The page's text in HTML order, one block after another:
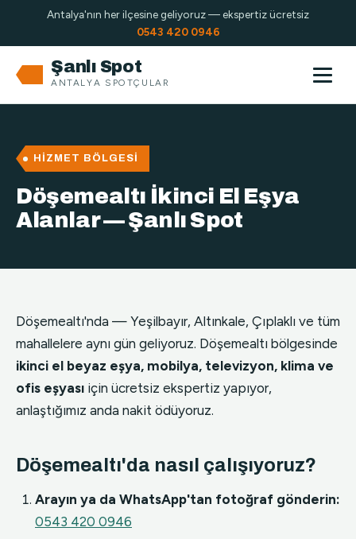
Antalya'nın her ilçesine geliyoruz — ekspertiz ücretsiz
0543 420 0946
Şanlı Spot
ANTALYA SPOTÇULAR
HIZMET BÖLGESI
Döşemealtı İkinci El Eşya
Alanlar — Şanlı Spot
Döşemealtı'nda — Yeşilbayır, Altınkale, Çıplaklı ve tüm
mahallelere aynı gün geliyoruz. Döşemealtı bölgesinde
ikinci el beyaz eşya, mobilya, televizyon, klima ve
ofis eşyası için ücretsiz ekspertiz yapıyor,
anlaştığımız anda nakit ödüyoruz.
Döşemealtı'da nasıl çalışıyoruz?
Arayın ya da WhatsApp'tan fotoğraf gönderin:
0543 420 0946